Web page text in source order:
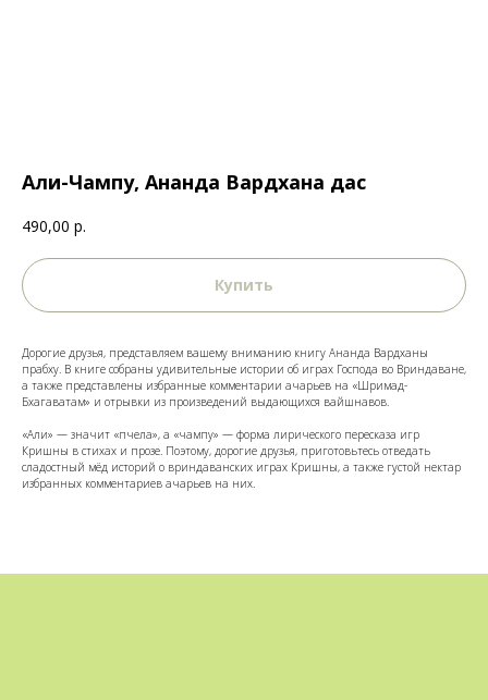
Али-Чампу, Ананда Вардхана дас
490,00 р.
Купить
Дорогие друзья, представляем вашему вниманию книгу Ананда Вардханы
прабху. В книге собраны удивительные истории об играх Господа во Вриндаване,
а также представлены избранные комментарии ачарьев на «Шримад-
Бхагаватам» и отрывки из произведений выдающихся вайшнавов.
«Али» — значит «пчела», а «чампу» — форма лирического пересказа игр
Кришны в стихах и прозе. Поэтому, дорогие друзья, приготовьтесь отведать
сладостный мёд историй о вриндаванских играх Кришны, а также густой нектар
избранных комментариев ачарьев на них.